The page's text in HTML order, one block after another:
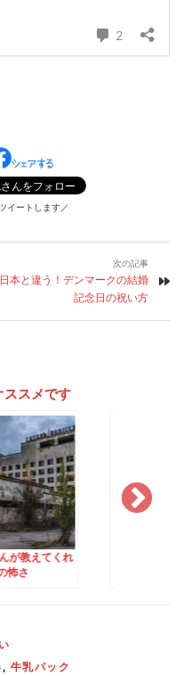
イートします／
次の記事
日本と違う！デンマークの結婚
記念日の祝い方
ススメです
てくれ
, 牛乳パック